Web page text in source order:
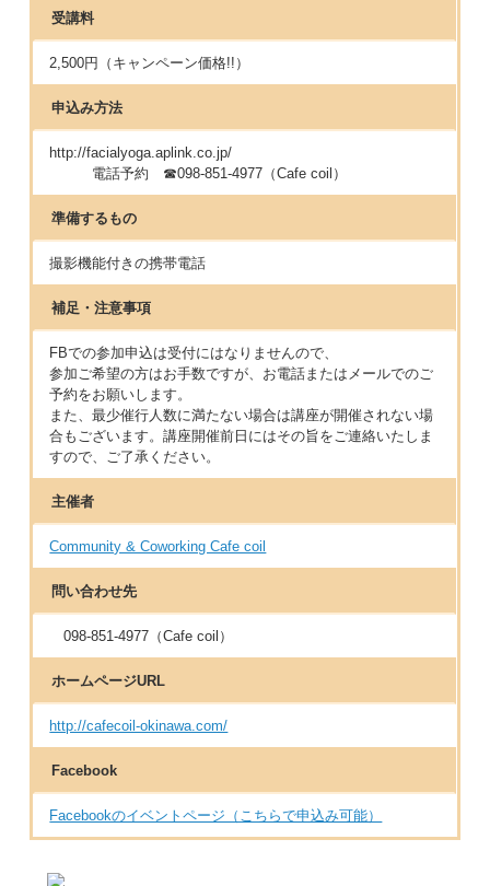
受講料
2,500円（キャンペーン価格!!）
申込み方法
http://facialyoga.aplink.co.jp/
電話予約 ☎098-851-4977（Cafe coil）
準備するもの
撮影機能付きの携帯電話
補足・注意事項
FBでの参加申込は受付にはなりませんので、
参加ご希望の方はお手数ですが、お電話またはメールでのご
予約をお願いします。
また、最少催行人数に満たない場合は講座が開催されない場
合もございます。講座開催前日にはその旨をご連絡いたしま
すので、ご了承ください。
主催者
Community & Coworking Cafe coil
問い合わせ先
098-851-4977（Cafe coil）
ホームページURL
http://cafecoil-okinawa.com/
Facebook
Facebookのイベントページ（こちらで申込み可能）